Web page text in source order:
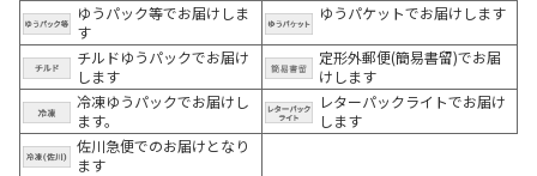
ゆうパック等でお届けしま
す
ゆうパケットでお届けします
チルドゆうパックでお届け
します
定形外郵便(簡易書留)でお届
けします
冷凍ゆうパックでお届けし
ます。
レターパックライトでお届け
します
佐川急便でのお届けとなり
ます